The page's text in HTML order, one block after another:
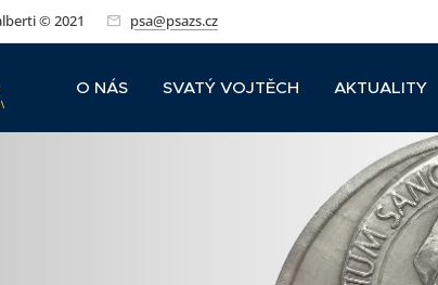
© 2021 psa@psazs.cz
O NÁS SVATÝ VOJTĚCH AKTUALITY